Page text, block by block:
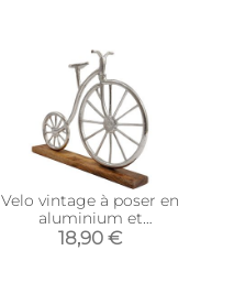
Velo vintage à poser en
aluminium et
manguier
18,90 €